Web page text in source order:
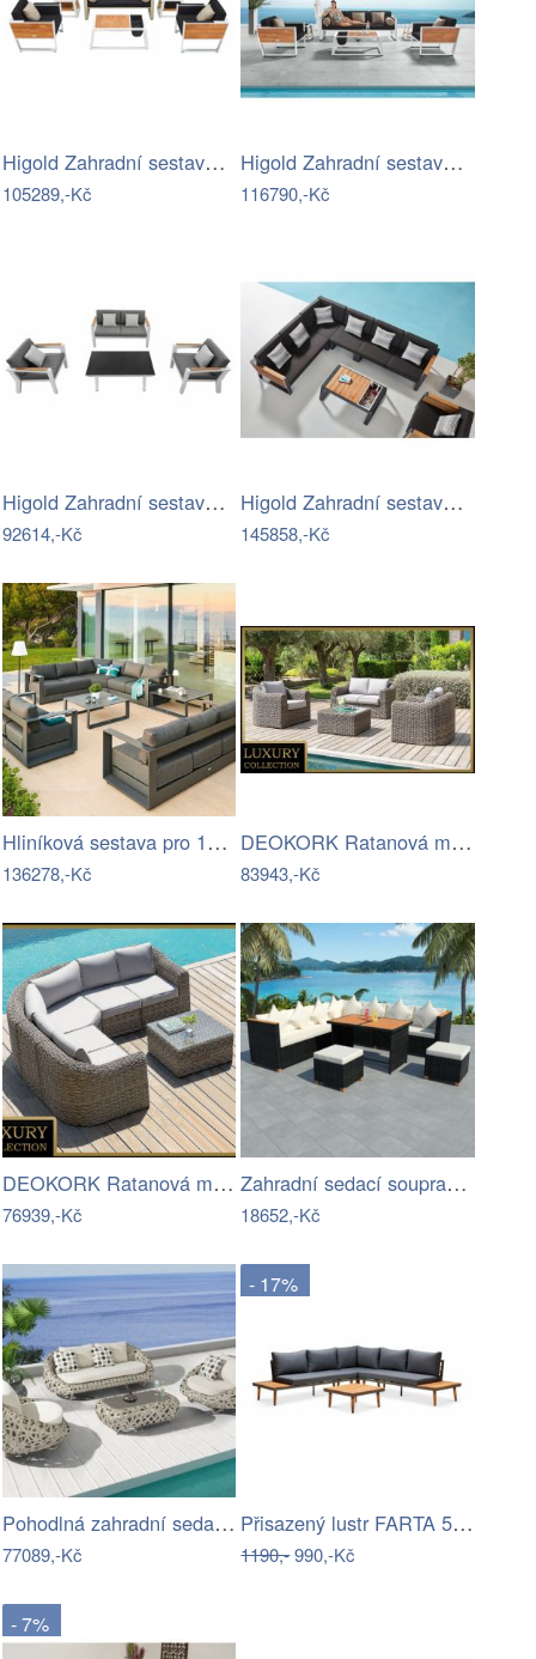
Higold Zahradní sestava HIGOLD - York…
105289,-Kč
Higold Zahradní sestava HIGOLD II -…
116790,-Kč
Higold Zahradní sestava HIGOLD Champion…
92614,-Kč
Higold Zahradní sestava HIGOLD - New…
145858,-Kč
Hliníková sestava pro 10 osob MADRID …
136278,-Kč
DEOKORK Ratanová modulová sestava…
83943,-Kč
DEOKORK Ratanová modulová sestava…
76939,-Kč
Zahradní sedací souprava 29 ks Dekorhome
18652,-Kč
Pohodlná zahradní sedací souprava - IKT
77089,-Kč
- 17%
Přisazený lustr FARTA 5xE27/60W/230V…
1190,-990,-Kč
- 7%